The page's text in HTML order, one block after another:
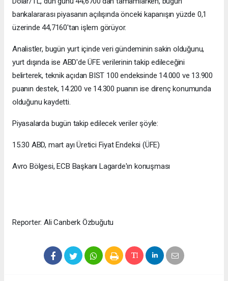
bankalararası piyasanın açılışında önceki kapanışın yüzde 0,1
üzerinde 44,7160'tan işlem görüyor.
Analistler, bugün yurt içinde veri gündeminin sakin olduğunu,
yurt dışında ise ABD'de ÜFE verilerinin takip edileceğini
belirterek, teknik açıdan BIST 100 endeksinde 14.000 ve 13.900
puanın destek, 14.200 ve 14.300 puanın ise direnç konumunda
olduğunu kaydetti.
Piyasalarda bugün takip edilecek veriler şöyle:
15.30 ABD, mart ayı Üretici Fiyat Endeksi (ÜFE)
Avro Bölgesi, ECB Başkanı Lagarde'ın konuşması
Reporter: Ali Canberk Özbuğutu